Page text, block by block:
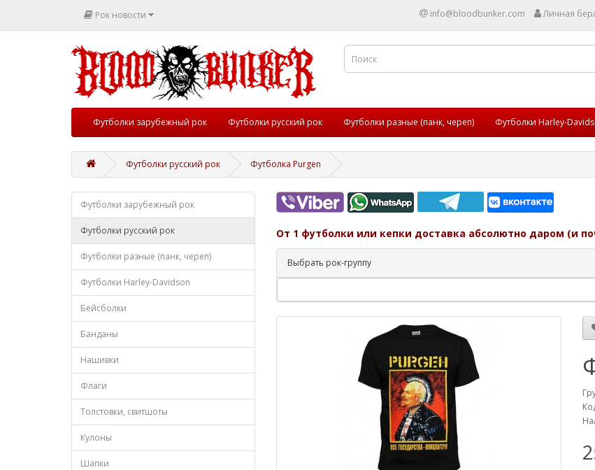
Рок новости info@bloodbunker.com Личная
Футболки зарубежный рок Футболки русский рок Футболки разные (панк, череп) Футболки Harley-
Футболки русский рок Футболка Purgen
Футболки зарубежный рок
Футболки русский рок
Футболки разные (панк, череп)
Футболки Harley-Davidson
Бейсболки
Банданы
Нашивки
Флаги
Толстовки, свитшоты
Кулоны
Шапки
От 1 футболки или кепки доставка абсолютно даром (и
Выбрать рок-группу